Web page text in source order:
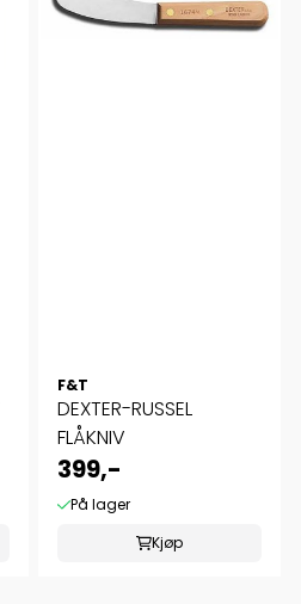
F&T
DEXTER-RUSSEL
FLÅKNIV
399,-
På lager
Kjøp